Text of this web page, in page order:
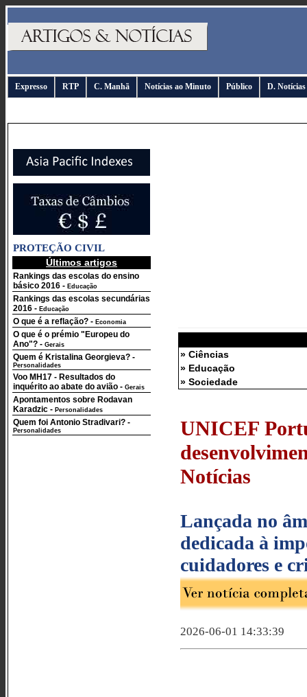
Expresso RTP C. Manhã Notícias ao Minuto Público D. Notícias
PROTEÇÃO CIVIL
Últimos artigos
Rankings das escolas do ensino
básico 2016 - Educação
Rankings das escolas secundárias
2016 - Educação
O que é a reflação? - Economia
O que é o prémio "Europeu do
Ano"? - Gerais
Quem é Kristalina Georgieva? -
Personalidades
Voo MH17 - Resultados do
inquérito ao abate do avião - Gerais
Apontamentos sobre Rodavan
Karadzic - Personalidades
Quem foi Antonio Stradivari? -
Personalidades
» Ciências
» Educação
» Sociedade
UNICEF
Notícias
Lançada no
dedicada à
cuidadores e
2026-06-01 14:33:39